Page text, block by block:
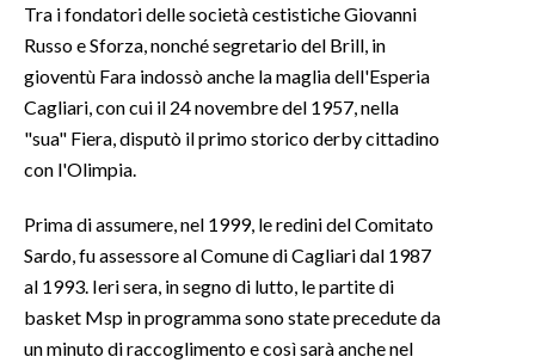
SARDEGNA TURISMO
SARDI NEL MONDO
NOTIZIE
#CARAUNIONE
INSULARITÀ
Tra i fondatori delle società cestistiche Giovanni
Russo e Sforza, nonché segretario del Brill, in
gioventù Fara indossò anche la maglia dell'Esperia
Cagliari, con cui il 24 novembre del 1957, nella
"sua" Fiera, disputò il primo storico derby cittadino
con l'Olimpia.
Prima di assumere, nel 1999, le redini del Comitato
Sardo, fu assessore al Comune di Cagliari dal 1987
al 1993. Ieri sera, in segno di lutto, le partite di
basket Msp in programma sono state precedute da
un minuto di raccoglimento e così sarà anche nel